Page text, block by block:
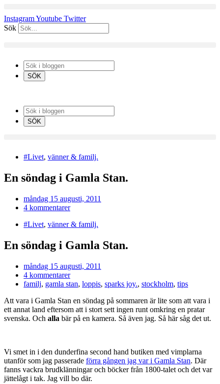
till
innehåll
InstagramYoutube Twitter
Sök
#Livet, vänner & familj.
En söndag i Gamla Stan.
måndag 15 augusti, 2011
4 kommentarer
#Livet, vänner & familj.
En söndag i Gamla Stan.
måndag 15 augusti, 2011
4 kommentarer
familj, gamla stan, loppis, sparks joy., stockholm, tips
Att vara i Gamla Stan en söndag på sommaren är lite som att vara i
ett annat land eftersom att i stort sett ingen runt omkring en pratar
svenska. Och alla bär på en kamera. Så även jag. Så här såg det ut.
Vi smet in i den dunderfina second hand butiken med vimplarna
utanför som jag passerade förra gången jag var i Gamla Stan. Där
fanns vackra brudklänningar och böcker från 1800-talet och det var
jättelågt i tak. Jag vill bo där.